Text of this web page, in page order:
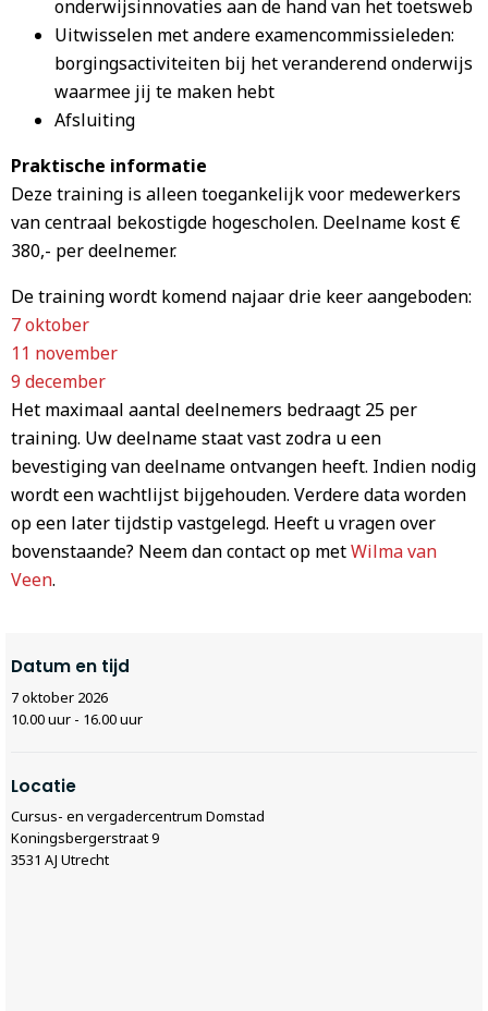
onderwijsinnovaties aan de hand van het toetsweb
Uitwisselen met andere examencommissieleden:
borgingsactiviteiten bij het veranderend onderwijs
waarmee jij te maken hebt
Afsluiting
Praktische informatie
Deze training is alleen toegankelijk voor medewerkers
van centraal bekostigde hogescholen. Deelname kost €
380,- per deelnemer.
De training wordt komend najaar drie keer aangeboden:
7 oktober
11 november
9 december
Het maximaal aantal deelnemers bedraagt 25 per
training. Uw deelname staat vast zodra u een
bevestiging van deelname ontvangen heeft. Indien nodig
wordt een wachtlijst bijgehouden. Verdere data worden
op een later tijdstip vastgelegd. Heeft u vragen over
bovenstaande? Neem dan contact op metWilma van
Veen.
Datum en tijd
7 oktober 2026
10.00 uur - 16.00 uur
Locatie
Cursus- en vergadercentrum Domstad
Koningsbergerstraat 9
3531 AJ Utrecht